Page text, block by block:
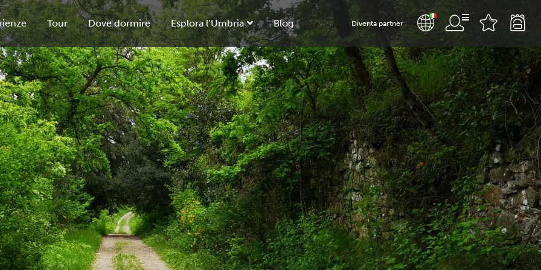
Tour Dove dormire Esplora l’Umbria Blog Diventa partner